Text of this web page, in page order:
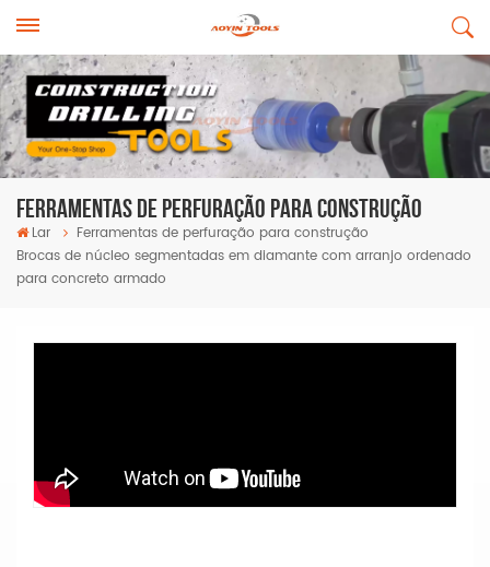
Ferramentas De Perfuração Para Construção
Lar
Ferramentas de perfuração para construção
Brocas de núcleo segmentadas em diamante com arranjo ordenado
para concreto armado